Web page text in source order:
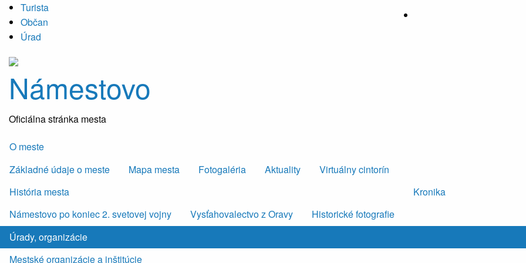
Turista
Občan
Úrad
Námestovo
Oficiálna stránka mesta
O meste
Základné údaje o meste
Mapa mesta Fotogaléria Aktuality
Virtuálny cintorín
História mesta
Námestovo po koniec 2. svetovej vojny
Vysťahovalectvo z Oravy Historické fotografie
Kronika
Úrady, organizácie
Mestské organizácie a inštitúcie